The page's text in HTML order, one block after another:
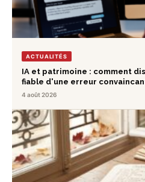
ACTUALITÉS
IA et patrimoine : comment
fiable d'une erreur
4 août 2026